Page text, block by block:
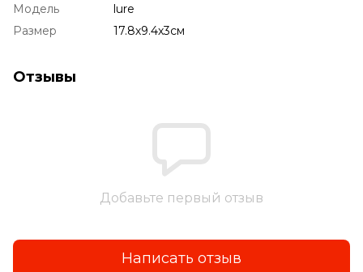
Модель
lure
Размер
17.8х9.4х3см
Отзывы
Добавьте первый отзыв
Написать отзыв